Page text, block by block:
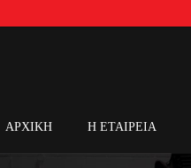
ΑΡΧΙΚΗ Η ΕΤΑΙΡΕΙΑ